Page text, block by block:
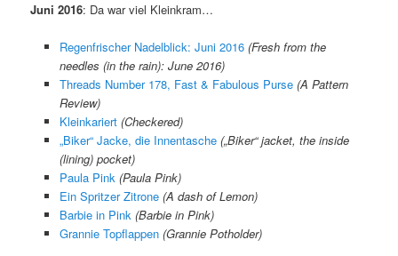
Juni 2016: Da war viel Kleinkram…
Regenfrischer Nadelblick: Juni 2016 (Fresh from the
needles (in the rain): June 2016)
Threads Number 178, Fast & Fabulous Purse (A Pattern
Review)
Kleinkariert (Checkered)
„Biker“ Jacke, die Innentasche („Biker“ jacket, the inside
(lining) pocket)
Paula Pink (Paula Pink)
Ein Spritzer Zitrone (A dash of Lemon)
Barbie in Pink (Barbie in Pink)
Grannie Topflappen (Grannie Potholder)